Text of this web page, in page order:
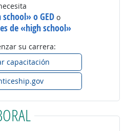
o GED o
de «high school»
su carrera:
capacitación